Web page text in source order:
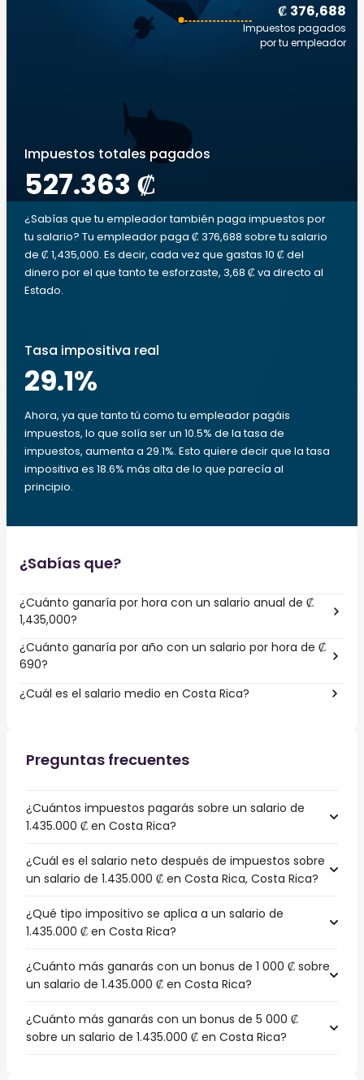
₡ 376,688
Impuestos pagados
por tu empleador
Impuestos totales pagados
527.363 ₡
¿Sabías que tu empleador también paga impuestos por
tu salario? Tu empleador paga ₡ 376,688 sobre tu salario
de ₡ 1,435,000. Es decir, cada vez que gastas 10 ₡ del
dinero por el que tanto te esforzaste, 3,68 ₡ va directo al
Estado.
Tasa impositiva real
29.1%
Ahora, ya que tanto tú como tu empleador pagáis
impuestos, lo que solía ser un 10.5% de la tasa de
impuestos, aumenta a 29.1%. Esto quiere decir que la tasa
impositiva es 18.6% más alta de lo que parecía al
principio.
¿Sabías que?
¿Cuánto ganaría por hora con un salario anual de ₡
1,435,000?
¿Cuánto ganaría por año con un salario por hora de ₡
690?
¿Cuál es el salario medio en Costa Rica?
Preguntas frecuentes
¿Cuántos impuestos pagarás sobre un salario de
1.435.000 ₡ en Costa Rica?
¿Cuál es el salario neto después de impuestos sobre
un salario de 1.435.000 ₡ en Costa Rica, Costa Rica?
¿Qué tipo impositivo se aplica a un salario de
1.435.000 ₡ en Costa Rica?
¿Cuánto más ganarás con un bonus de 1 000 ₡ sobre
un salario de 1.435.000 ₡ en Costa Rica?
¿Cuánto más ganarás con un bonus de 5 000 ₡
sobre un salario de 1.435.000 ₡ en Costa Rica?